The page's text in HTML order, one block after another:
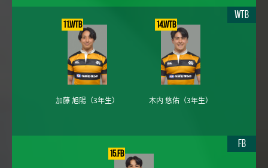
11.WTB
加藤 旭陽 （3年生）
14.WTB
木内 悠佑（3年生）
WTB
15.FB
FB